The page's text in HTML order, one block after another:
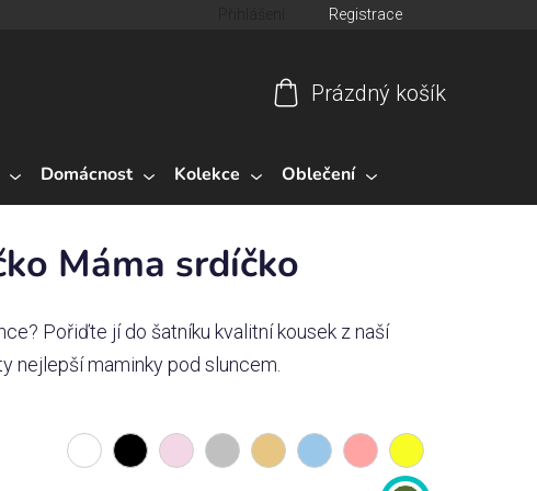
Registrace
košík
Prázdný košík
Domácnost Kolekce Oblečení
Máma srdíčko
Pořiďte jí do šatníku kvalitní kousek z naší
nejlepší maminky pod sluncem.